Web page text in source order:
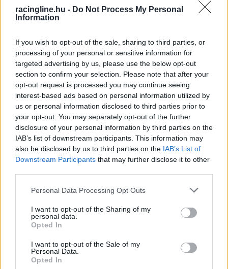
racingline.hu - Do Not Process My Personal
Information
If you wish to opt-out of the sale, sharing to third parties, or
processing of your personal or sensitive information for
targeted advertising by us, please use the below opt-out
section to confirm your selection. Please note that after your
opt-out request is processed you may continue seeing
interest-based ads based on personal information utilized by
us or personal information disclosed to third parties prior to
your opt-out. You may separately opt-out of the further
disclosure of your personal information by third parties on the
IAB’s list of downstream participants. This information may
also be disclosed by us to third parties on the IAB’s List of
Downstream Participants that may further disclose it to other
Please note that this website/app uses one or more Google
not limited to your visit or usage behaviour. You may click to
grant or deny consent to Google and its third-party tags to
use your data for below specified purposes in below Google
consent section.
Personal Data Processing Opt Outs
I want to opt-out of the Sharing of my
personal data.
Opted In
I want to opt-out of the Sale of my
Personal Data.
Opted In
RacingNews365-nek.
FORMA-1
Jól áll a Red Bull, de még jó ideig
kénytelen ősrégi létesítményének
korlátait tűrni
„A csapattagoknak azonban nehéz, még
nehezebb volt, mert ők ugyanúgy dolgoztak,
mint egy évvel korábban.”